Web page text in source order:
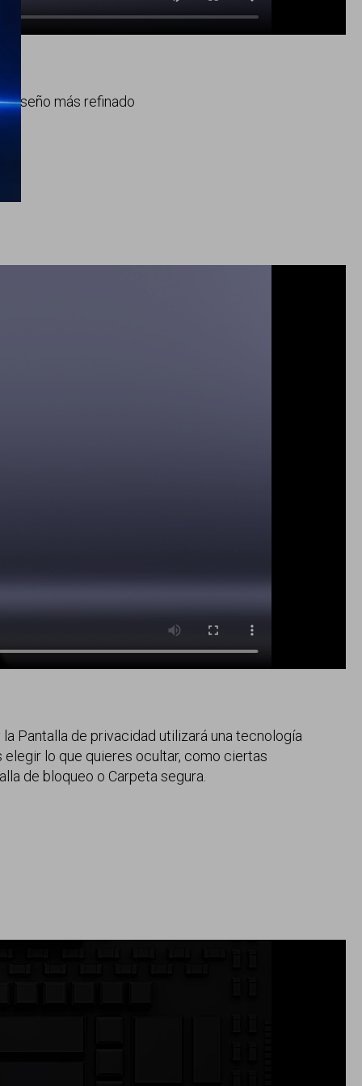
diseño más refinado
Pantalla de privacidad utilizará una tecnología
lo que quieres ocultar, como ciertas
de bloqueo o Carpeta segura.